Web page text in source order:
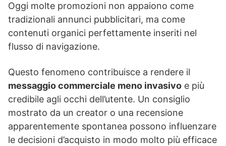
Oggi molte promozioni non appaiono come
tradizionali annunci pubblicitari, ma come
contenuti organici perfettamente inseriti nel
flusso di navigazione.
Questo fenomeno contribuisce a rendere il
messaggio commerciale meno invasivo e più
credibile agli occhi dell’utente. Un consiglio
mostrato da un creator o una recensione
apparentemente spontanea possono influenzare
le decisioni d’acquisto in modo molto più efficace